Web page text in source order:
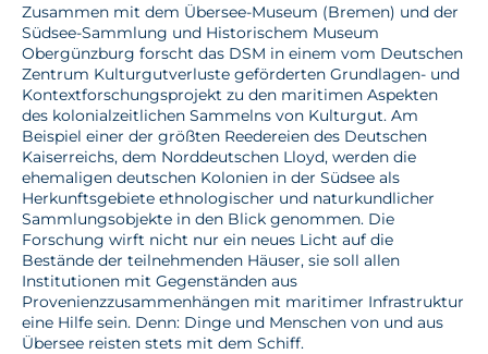
Zusammen mit dem Übersee-Museum (Bremen) und der
Südsee-Sammlung und Historischem Museum
Obergünzburg forscht das DSM in einem vom Deutschen
Zentrum Kulturgutverluste geförderten Grundlagen- und
Kontextforschungsprojekt zu den maritimen Aspekten
des kolonialzeitlichen Sammelns von Kulturgut. Am
Beispiel einer der größten Reedereien des Deutschen
Kaiserreichs, dem Norddeutschen Lloyd, werden die
ehemaligen deutschen Kolonien in der Südsee als
Herkunftsgebiete ethnologischer und naturkundlicher
Sammlungsobjekte in den Blick genommen. Die
Forschung wirft nicht nur ein neues Licht auf die
Bestände der teilnehmenden Häuser, sie soll allen
Institutionen mit Gegenständen aus
Provenienzzusammenhängen mit maritimer Infrastruktur
eine Hilfe sein. Denn: Dinge und Menschen von und aus
Übersee reisten stets mit dem Schiff.